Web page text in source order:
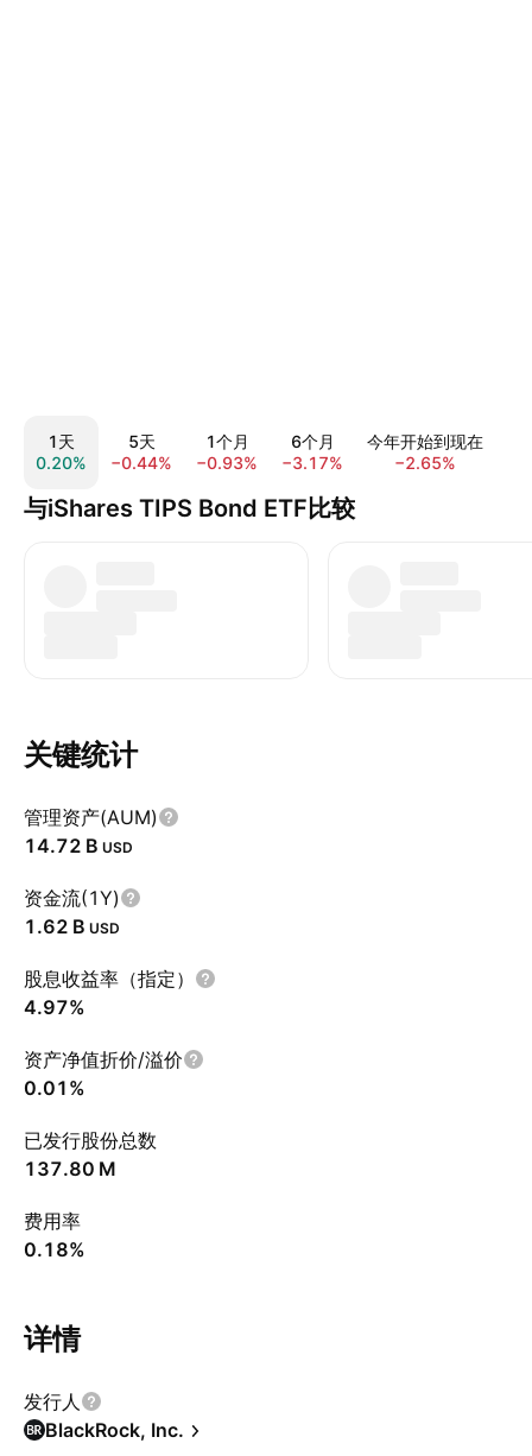
1天
0.20%
5天
−0.44%
1个月
−0.93%
6个月
−3.17%
今年开始到现在
−2.65%
与iShares TIPS Bond ETF比较
关键统计
管理资产(AUM)
‪14.72 B‬ USD
资金流(1Y)
‪1.62 B‬ USD
股息收益率（指定）
4.97%
资产净值折价/溢价
0.01%
已发行股份总数
‪137.80 M‬
费用率
0.18%
详情
发行人
BlackRock, Inc.